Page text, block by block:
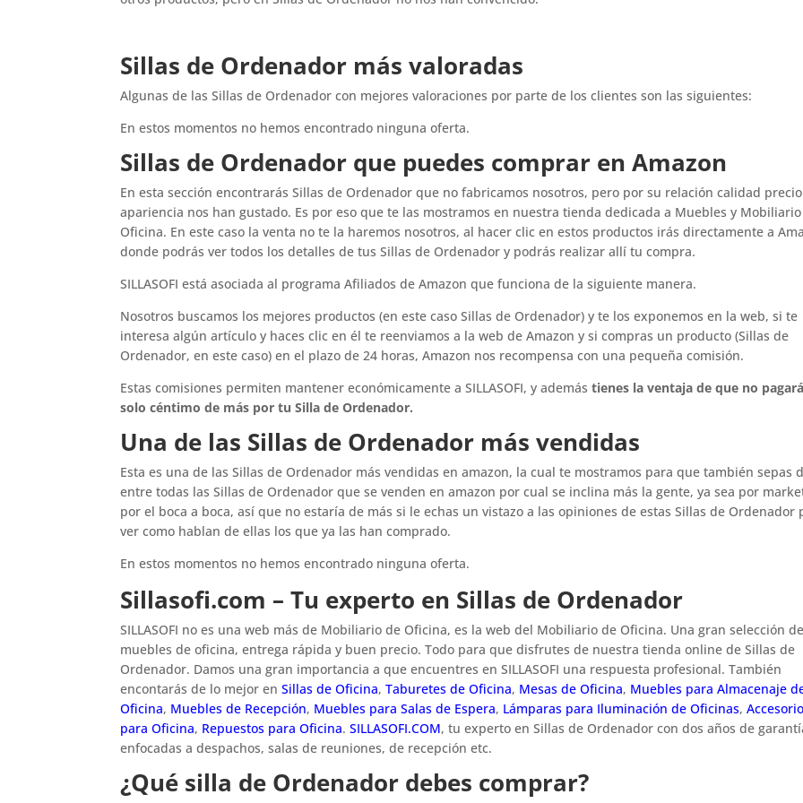
Sillas de Ordenador más valoradas
Algunas de las Sillas de Ordenador con mejores valoraciones por parte de los clientes son las siguientes:
En estos momentos no hemos encontrado ninguna oferta.
Sillas de Ordenador que puedes comprar en Amazon
En esta sección encontrarás Sillas de Ordenador que no fabricamos nosotros, pero por su relación calidad
apariencia nos han gustado. Es por eso que te las mostramos en nuestra tienda dedicada a Muebles y
Oficina. En este caso la venta no te la haremos nosotros, al hacer clic en estos productos irás directamente a
donde podrás ver todos los detalles de tus Sillas de Ordenador y podrás realizar allí tu compra.
SILLASOFI está asociada al programa Afiliados de Amazon que funciona de la siguiente manera.
Nosotros buscamos los mejores productos (en este caso Sillas de Ordenador) y te los exponemos en la web, si te
interesa algún artículo y haces clic en él te reenviamos a la web de Amazon y si compras un producto (Sillas de
Ordenador, en este caso) en el plazo de 24 horas, Amazon nos recompensa con una pequeña comisión.
Estas comisiones permiten mantener económicamente a SILLASOFI, y ademástienes la ventaja de que no
solo céntimo de más por tu Silla de Ordenador.
Una de las Sillas de Ordenador más vendidas
Esta es una de las Sillas de Ordenador más vendidas en amazon, la cual te mostramos para que también sepas
entre todas las Sillas de Ordenador que se venden en amazon por cual se inclina más la gente, ya sea por
por el boca a boca, así que no estaría de más si le echas un vistazo a las opiniones de estas Sillas de Ordenador
ver como hablan de ellas los que ya las han comprado.
En estos momentos no hemos encontrado ninguna oferta.
Sillasofi.com – Tu experto en Sillas de Ordenador
SILLASOFI no es una web más de Mobiliario de Oficina, es la web del Mobiliario de Oficina. Una gran selección de
muebles de oficina, entrega rápida y buen precio. Todo para que disfrutes de nuestra tienda online de Sillas de
Ordenador. Damos una gran importancia a que encuentres en SILLASOFI una respuesta profesional. También
encontarás de lo mejor enSillas de Oficina,Taburetes de Oficina, Mesas de Oficina, Muebles para Almacenaje
Oficina, Muebles de Recepción, Muebles para Salas de Espera, Lámparas para Iluminación de Oficinas,
para Oficina, Repuestos para Oficina.SILLASOFI.COM, tu experto en Sillas de Ordenador con dos años de
enfocadas a despachos, salas de reuniones, de recepción etc.
¿Qué silla de Ordenador debes comprar?